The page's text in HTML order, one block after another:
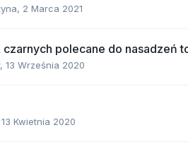
, 2 Marca 2021
polecane do nasadzeń
, 13 Września 2020
13 Kwietnia 2020